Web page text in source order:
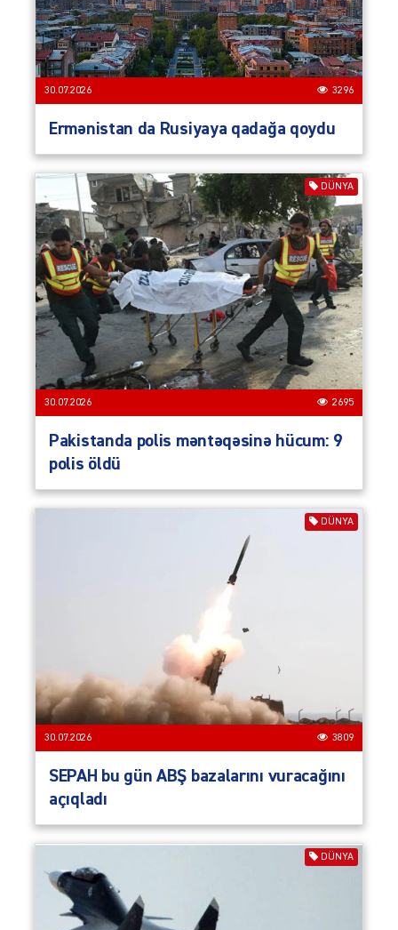
30.07.2026 3296
Ermənistan da Rusiyaya qadağa qoydu
DÜNYA
30.07.2026 2695
Pakistanda polis məntəqəsinə hücum: 9
polis öldü
DÜNYA
30.07.2026 3809
SEPAH bu gün ABŞ bazalarını vuracağını
açıqladı
DÜNYA